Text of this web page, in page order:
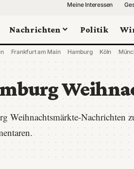
Meine Interessen
Nachrichten Politik
Frankfurt am Main Hamburg Köln
Weihnachtsmärkte-Nachrichten